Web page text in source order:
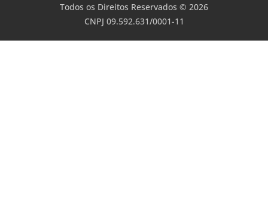
Todos os Direitos Reservados © 2026
CNPJ 09.592.631/0001-11